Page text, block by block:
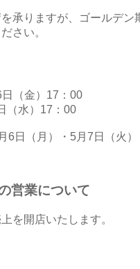
承りますが、ゴールデン
さい。
（金）17：00
（水）17：00
日（月）・5月7日（火
営業について
を開店いたします。